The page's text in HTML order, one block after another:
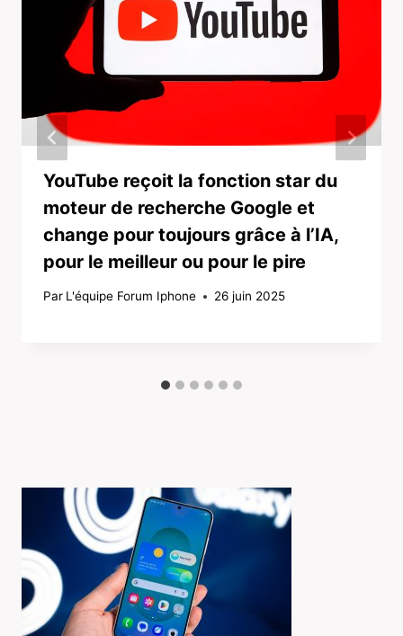
YouTube reçoit la fonction star du
moteur de recherche Google et
change pour toujours grâce à l’IA,
pour le meilleur ou pour le pire
Par L'équipe Forum Iphone 26 juin 2025